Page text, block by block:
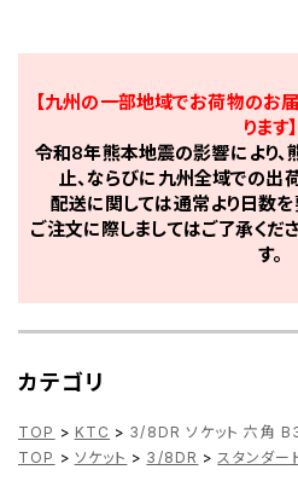
【九州の一部地域でお荷物のお
ります】
令和8年熊本地震の影響により
止、ならびに九州全域での出
配送に関しては通常より日数を
ご注文に際しましてはご了承くだ
す。
カテゴリ
TOP > KTC > 3/8DR ソケット 六角
TOP > ソケット > 3/8DR > スタンダー